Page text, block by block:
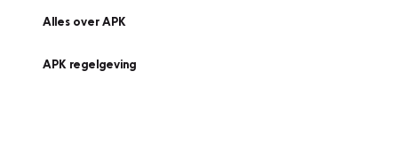
Alles over APK
APK regelgeving